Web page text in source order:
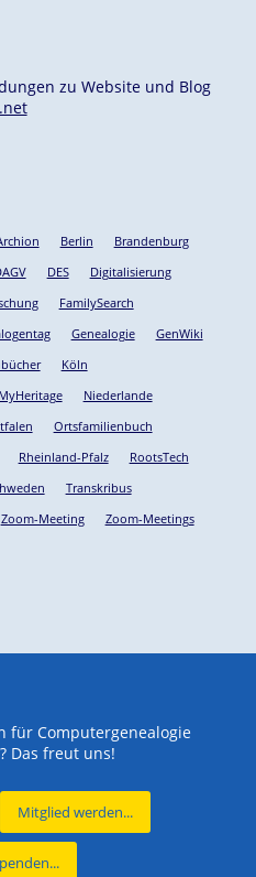
zu Website und Blog
Berlin
Brandenburg
DES
Digitalisierung
FamilySearch
Genealogie
GenWiki
Köln
MyHeritage
Niederlande
Ortsfamilienbuch
Rheinland-Pfalz
RootsTech
Transkribus
Zoom-Meeting
Zoom-Meetings
für Computergenealogie
Das freut uns!
Mitglied werden...